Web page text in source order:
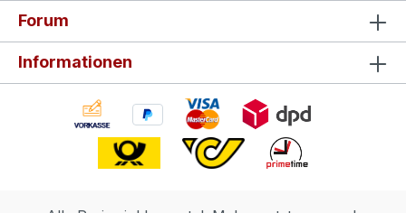
Forum
Informationen